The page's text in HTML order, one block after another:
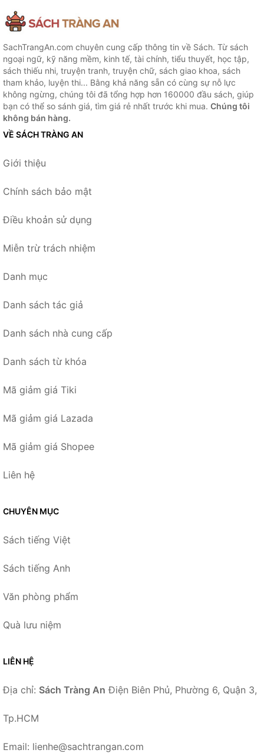
SachTrangAn.com chuyên cung cấp thông tin về Sách. Từ sách
ngoại ngữ, kỹ năng mềm, kinh tế, tài chính, tiểu thuyết, học tập,
sách thiếu nhi, truyện tranh, truyện chữ, sách giao khoa, sách
tham khảo, luyện thi... Bằng khả năng sẵn có cùng sự nỗ lực
không ngừng, chúng tôi đã tổng hợp hơn 160000 đầu sách, giúp
bạn có thể so sánh giá, tìm giá rẻ nhất trước khi mua. Chúng tôi
không bán hàng.
VỀ SÁCH TRÀNG AN
Giới thiệu
Chính sách bảo mật
Điều khoản sử dụng
Miễn trừ trách nhiệm
Danh mục
Danh sách tác giả
Danh sách nhà cung cấp
Danh sách từ khóa
Mã giảm giá Tiki
Mã giảm giá Lazada
Mã giảm giá Shopee
Liên hệ
CHUYÊN MỤC
Sách tiếng Việt
Sách tiếng Anh
Văn phòng phẩm
Quà lưu niệm
LIÊN HỆ
Địa chỉ: Sách Tràng An Điện Biên Phủ, Phường 6, Quận 3,
Tp.HCM
Email: lienhe@sachtrangan.com